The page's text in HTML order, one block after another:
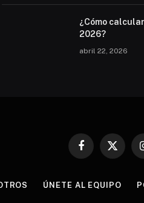
¿Cómo
2026?
abril 22, 2026
Facebook
X
ÚNETE AL EQUIPO